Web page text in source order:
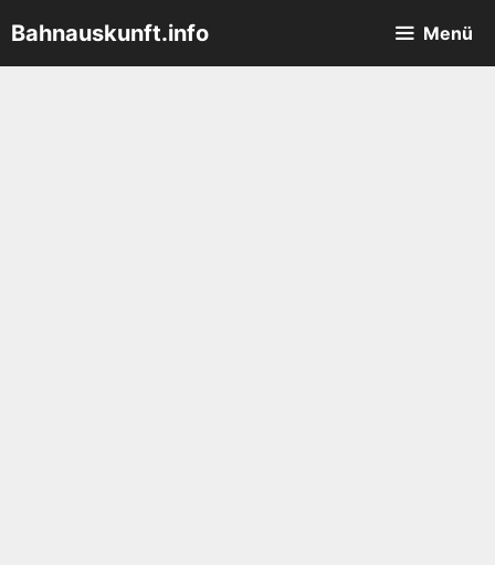
Inhalt
springen
Bahnauskunft.info Menü